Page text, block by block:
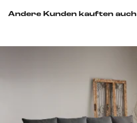
Andere Kunden kauften auch